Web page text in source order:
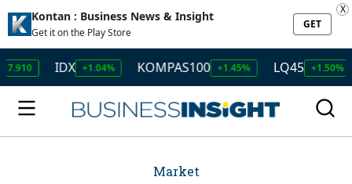
Kontan : Business News & Insight
Get it on the Play Store
GET
X
IDX +1.04% KOMPAS100 +1.45% LQ45 +1.50%
Market